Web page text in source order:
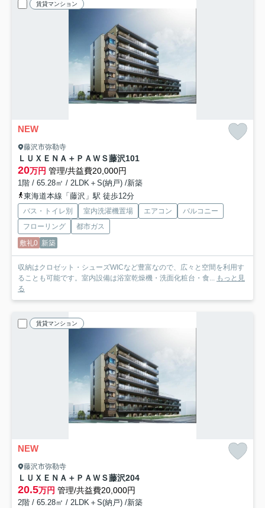
賃貸マンション
NEW
藤沢市弥勒寺
ＬＵＸＥＮＡ＋ＰＡＷＳ藤沢101
20万円 管理/共益費20,000円
1階 / 65.28㎡ / 2LDK＋S(納戸) /新築
東海道本線「藤沢」駅 徒歩12分
バス・トイレ別 室内洗濯機置場 エアコン
バルコニー
フローリング
都市ガス
敷礼0 新築
収納はクロゼット・シューズWICなど豊富なので、広々と空間を利用す
ることも可能です。室内設備は浴室乾燥機・洗面化粧台・食... もっと見
る
賃貸マンション
NEW
藤沢市弥勒寺
ＬＵＸＥＮＡ＋ＰＡＷＳ藤沢204
20.5万円 管理/共益費20,000円
2階 / 65.28㎡ / 2LDK＋S(納戸) /新築